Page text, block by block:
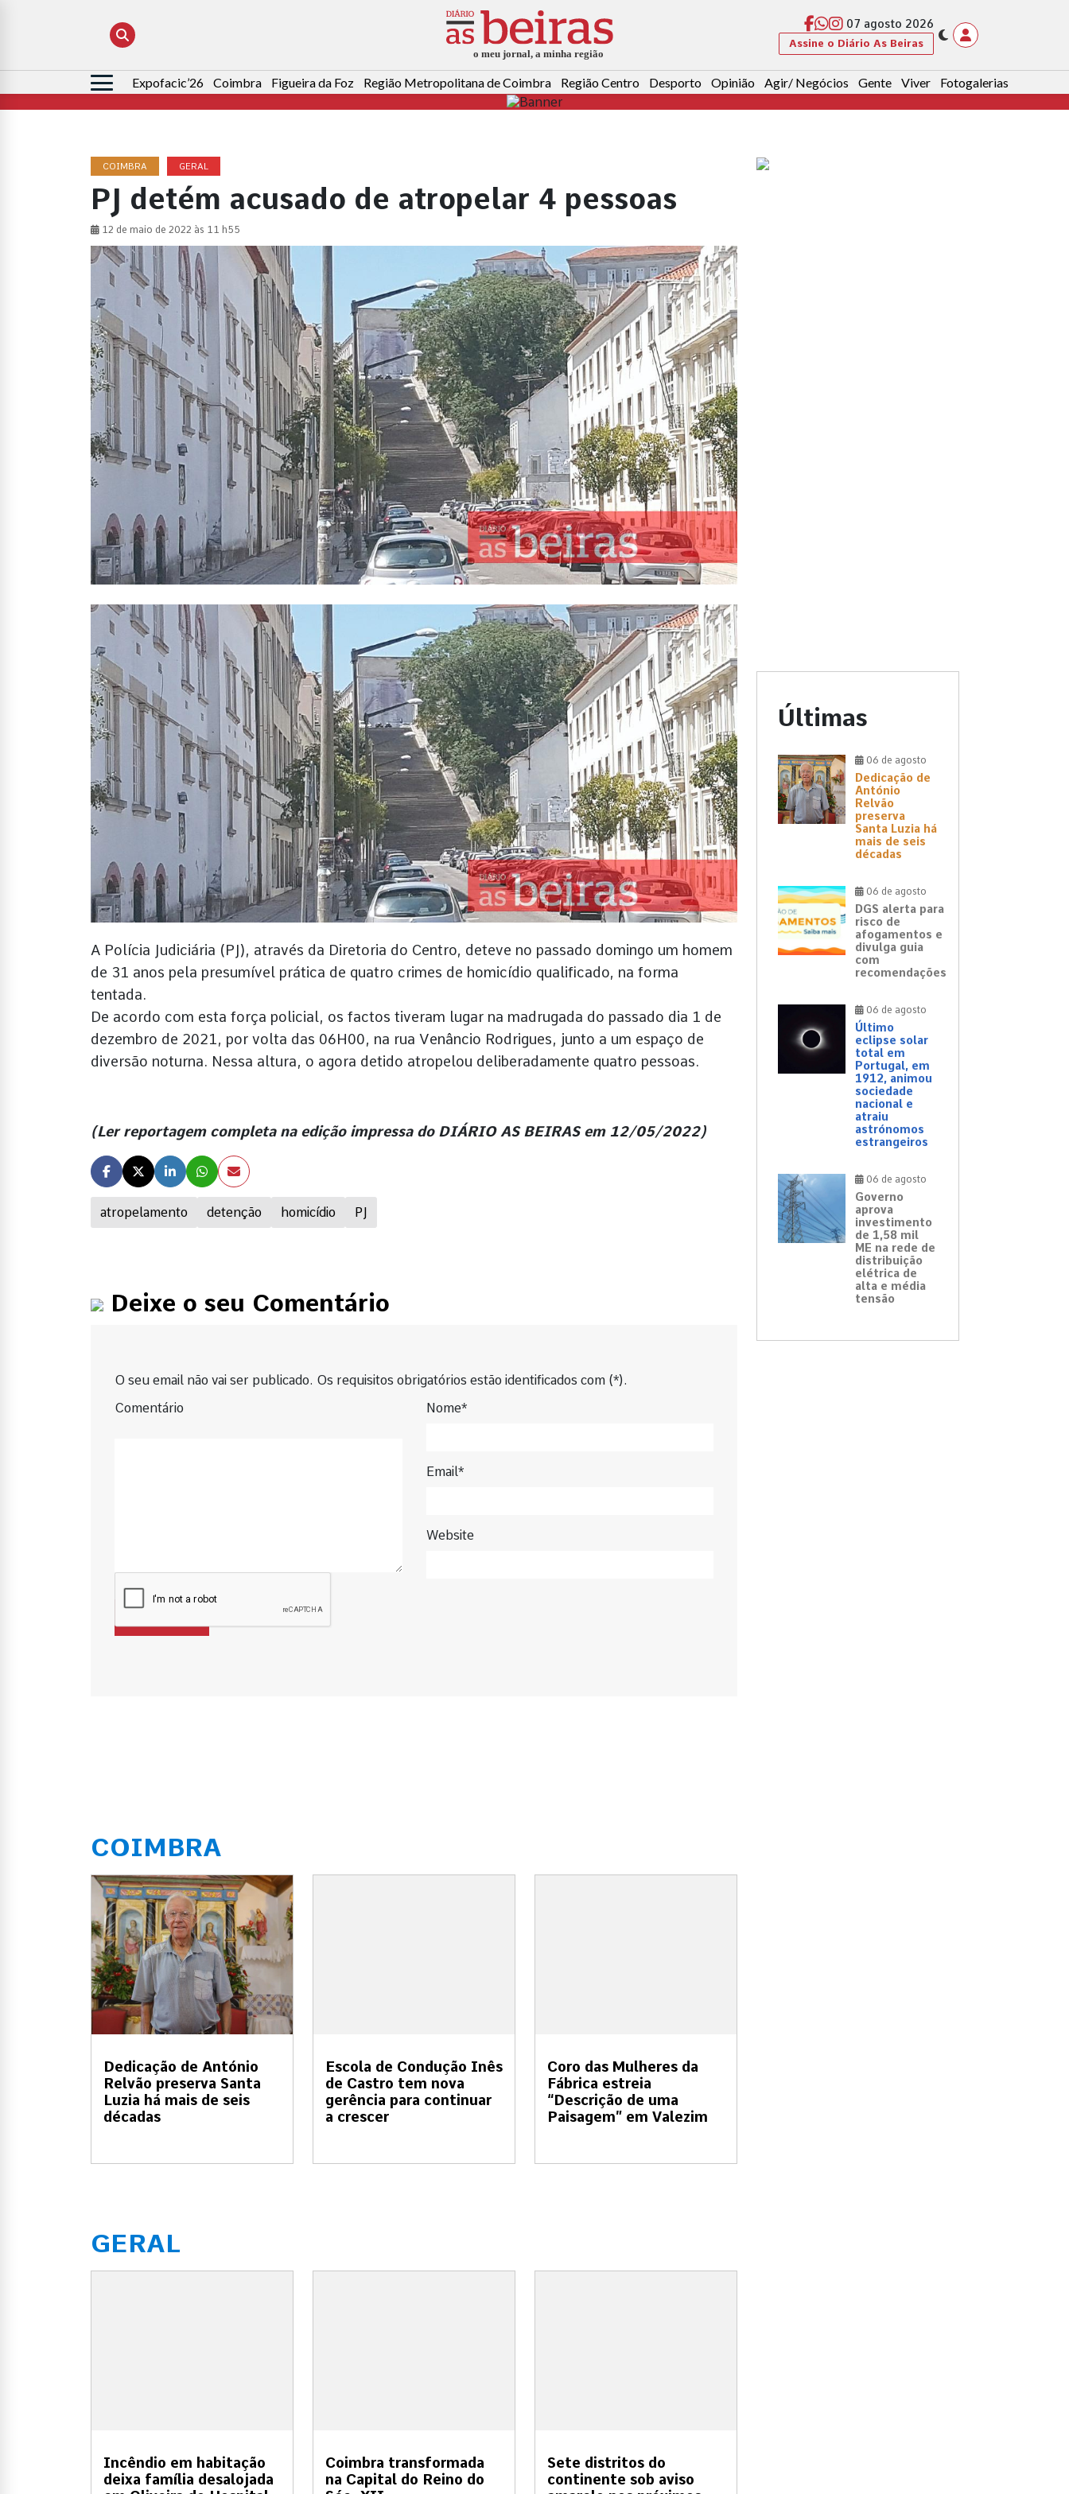
07 agosto 2026
Assine o Diário As Beiras
Pesquisar
por:
Expofacic’26 Coimbra Figueira da Foz Região Metropolitana de Coimbra Região Centro Desporto Opinião Agir/ Negócios Gente Viver Fotogalerias
COIMBRA GERAL
PJ detém acusado de atropelar 4 pessoas
12 de maio de 2022 às 11 h55
atropelamento detenção homicídio PJ
A Polícia Judiciária (PJ), através da Diretoria do Centro, deteve no passado domingo um homem
de 31 anos pela presumível prática de quatro crimes de homicídio qualificado, na forma
tentada.
De acordo com esta força policial, os factos tiveram lugar na madrugada do passado dia 1 de
dezembro de 2021, por volta das 06H00, na rua Venâncio Rodrigues, junto a um espaço de
diversão noturna. Nessa altura, o agora detido atropelou deliberadamente quatro pessoas.
(Ler reportagem completa na edição impressa do DIÁRIO AS BEIRAS em 12/05/2022)
Deixe o seu Comentário
O seu email não vai ser publicado. Os requisitos obrigatórios estão identificados com (*).
Comentário
Nome*
Email*
Website
Últimas
06 de agosto
Dedicação de
António
Relvão
preserva
Santa Luzia há
mais de seis
décadas
06 de agosto
DGS alerta para
risco de
afogamentos e
divulga guia
com
recomendações
06 de agosto
Último
eclipse solar
total em
Portugal, em
1912, animou
sociedade
nacional e
atraiu
astrónomos
estrangeiros
06 de agosto
Governo
aprova
investimento
de 1,58 mil
ME na rede de
distribuição
elétrica de
alta e média
tensão
COIMBRA
Dedicação de António
Relvão preserva Santa
Luzia há mais de seis
décadas
Escola de Condução Inês
de Castro tem nova
gerência para continuar
a crescer
Coro das Mulheres da
Fábrica estreia
“Descrição de uma
Paisagem” em Valezim
GERAL
Incêndio em habitação
deixa família desalojada
Coimbra transformada
na Capital do Reino do
Sete distritos do
continente sob aviso